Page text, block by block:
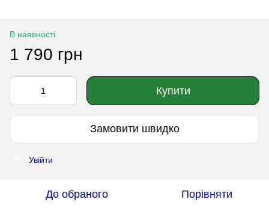
В наявності
1 790 грн
Купити
Замовити швидко
Увійти
До обраного Порівняти